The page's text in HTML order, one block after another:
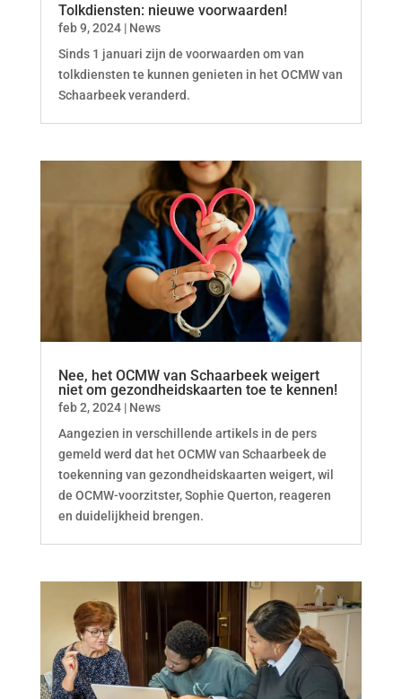
Tolkdiensten: nieuwe voorwaarden!
feb 9, 2024| News
Sinds 1 januari zijn de voorwaarden om van
tolkdiensten te kunnen genieten in het OCMW van
Schaarbeek veranderd.
Nee, het OCMW van Schaarbeek weigert
niet om gezondheidskaarten toe te kennen!
feb 2, 2024| News
Aangezien in verschillende artikels in de pers
gemeld werd dat het OCMW van Schaarbeek de
toekenning van gezondheidskaarten weigert, wil
de OCMW-voorzitster, Sophie Querton, reageren
en duidelijkheid brengen.